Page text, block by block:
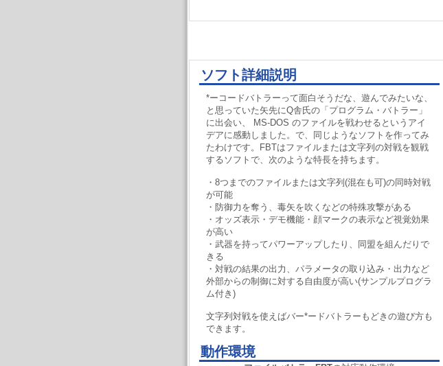
ソフト詳細説明
*ーコードバトラーって面白そうだな、遊んでみたいな、
と思っていた矢先にQ舎氏の「プログラム・バトラー」
に出会い、 MS-DOS のファイルを戦わせるというアイ
デアに感動しました。で、同じようなソフトを作ってみ
たわけです。FBTはファイルまたは文字列の対戦を観戦
するソフトで、次のような特長を持ちます。
・8つまでのファイルまたは文字列(混在も可)の同時対戦
が可能
・防御力を奪う、毒矢を吹くなどの特殊攻撃がある
・オッズ表示・デモ機能・顔マークの表示など視覚効果
が高い
・武器を持ってパワーアップしたり、同盟を組んだりで
きる
・対戦の結果の出力、パラメータの取り込み・出力など
外部からの制御に対する自由度が高い(サンプルプログラ
ム付き)
文字列対戦を使えばバー*ードバトラーもどきの遊び方も
できます。
動作環境